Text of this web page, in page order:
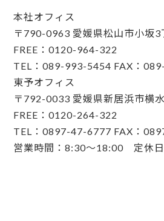
本社オフィス
〒790-0963 愛媛県松山市小坂3
FREE：0120-964-322
TEL：089-993-5454 FAX：
東予オフィス
〒792-0033 愛媛県新居浜市横
FREE：0120-264-322
TEL：0897-47-6777 FAX：
営業時間：8:30〜18:00 定休日